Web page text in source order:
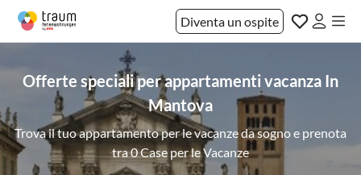
Diventa un ospite
Offerte speciali per appartamenti vacanza In
Mantova
Trova il tuo appartamento per le vacanze da sogno e prenota
tra 0 Case per le Vacanze